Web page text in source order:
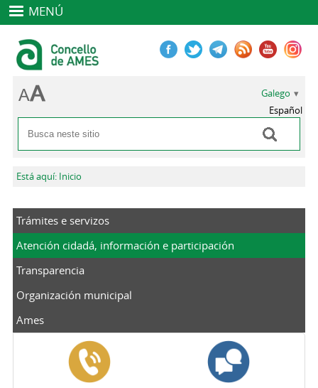
MENÚ
Formulario de busca
Buscar
Galego
Español
Vostede está aquí
Está aquí: Inicio
Trámites e servizos
Atención cidadá, información e participación
Transparencia
Organización municipal
Ames